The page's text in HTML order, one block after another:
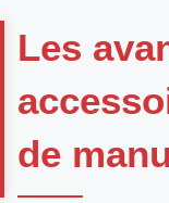
Les
de